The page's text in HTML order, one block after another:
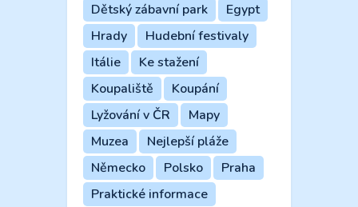
Dětský zábavní park
Egypt
Hrady
Hudební festivaly
Itálie
Ke stažení
Koupaliště
Koupání
Lyžování v ČR
Mapy
Muzea
Nejlepší pláže
Německo
Polsko
Praha
Praktické informace